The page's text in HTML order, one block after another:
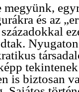
és az
is biztosan